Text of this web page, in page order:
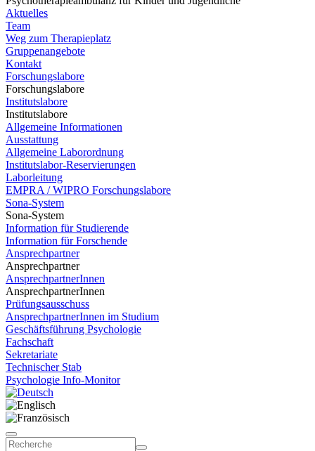
Aktuelles
Team
Weg zum Therapieplatz
Gruppenangebote
Kontakt
Forschungslabore
Forschungslabore
Institutslabore
Institutslabore
Allgemeine Informationen
Ausstattung
Allgemeine Laborordnung
Institutslabor-Reservierungen
Laborleitung
EMPRA / WIPRO Forschungslabore
Sona-System
Sona-System
Information für Studierende
Information für Forschende
Ansprechpartner
Ansprechpartner
AnsprechpartnerInnen
AnsprechpartnerInnen
Prüfungsausschuss
AnsprechpartnerInnen im Studium
Geschäftsführung Psychologie
Fachschaft
Sekretariate
Technischer Stab
Psychologie Info-Monitor